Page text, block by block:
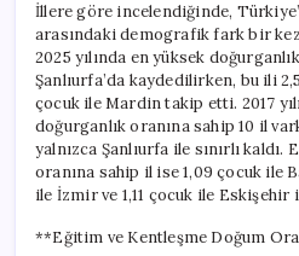
İllere göre incelendiğinde,
arasındaki demografik fark bir
2025 yılında en yüksek
Şanlıurfa’da kaydedilirken, bu ili
çocuk ile Mardin takip etti. 2017
doğurganlık oranına sahip 10 il
yalnızca Şanlıurfa ile sınırlı kaldı.
oranına sahip il ise 1,09 çocuk ile
ile İzmir ve 1,11 çocuk ile Eskişehir
**Eğitim ve Kentleşme Doğum